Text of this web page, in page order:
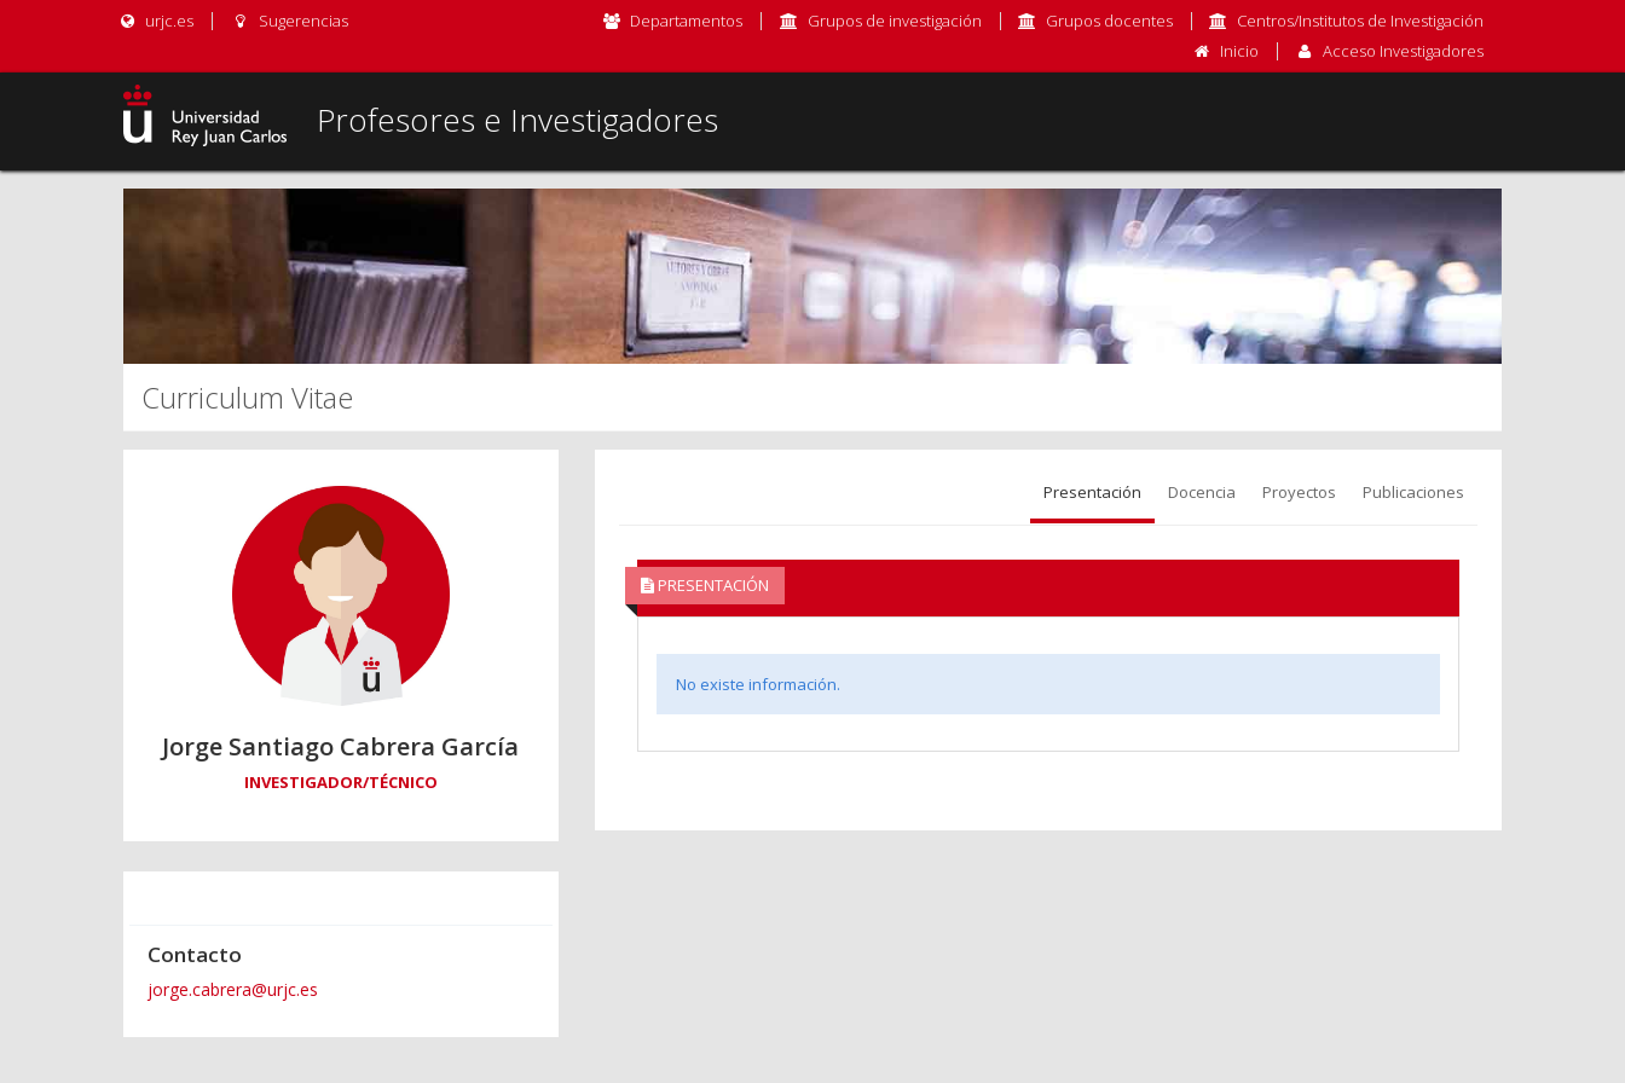
urjc.es Sugerencias Departamentos Grupos de investigación Grupos docentes
Centros/Institutos de Investigación
Inicio
Acceso Investigadores
Profesores e Investigadores
Curriculum Vitae
Jorge Santiago Cabrera García
INVESTIGADOR/TÉCNICO
Contacto
jorge.cabrera@urjc.es
Presentación Docencia Proyectos Publicaciones
PRESENTACIÓN
No existe información.